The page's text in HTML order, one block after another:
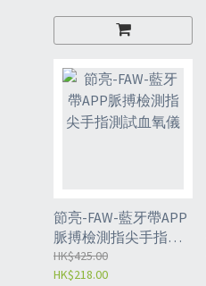
節亮-FAW-藍牙帶APP
脈搏檢測指尖手指測
試血氧儀
HK$425.00
HK$218.00